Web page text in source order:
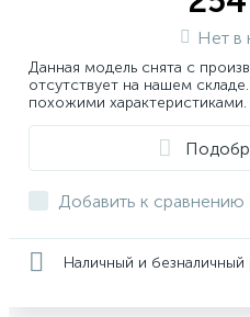
Нет в
Данная модель снята с
отсутствует на нашем
похожими характеристиками.
Добавить к сравнению
Наличный и безналичный